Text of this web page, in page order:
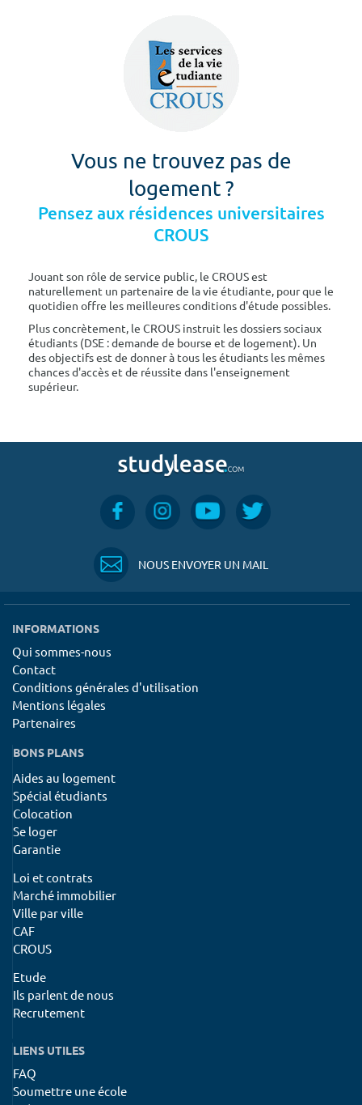
Vous ne trouvez pas de
logement ?
Pensez aux résidences universitaires
CROUS
Jouant son rôle de service public, le CROUS est
naturellement un partenaire de la vie étudiante, pour que le
quotidien offre les meilleures conditions d'étude possibles.
Plus concrètement, le CROUS instruit les dossiers sociaux
étudiants (DSE : demande de bourse et de logement). Un
des objectifs est de donner à tous les étudiants les mêmes
chances d'accès et de réussite dans l'enseignement
supérieur.
NOUS ENVOYER UN MAIL
INFORMATIONS
Qui sommes-nous
Contact
Conditions générales d'utilisation
Mentions légales
Partenaires
BONS PLANS
Aides au logement
Spécial étudiants
Colocation
Se loger
Garantie
Loi et contrats
Marché immobilier
Ville par ville
CAF
CROUS
Etude
Ils parlent de nous
Recrutement
LIENS UTILES
FAQ
Soumettre une école